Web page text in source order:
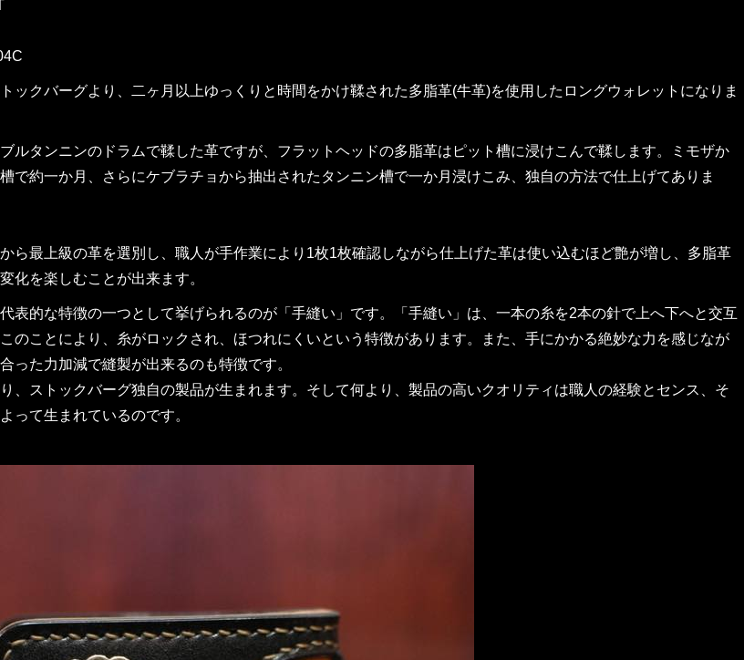
ックバーグより、二ヶ月以上ゆっくりと時間をかけ鞣された多脂革(牛革)を使用したロングウォレットになりま
ルタンニンのドラムで鞣した革ですが、フラットヘッドの多脂革はピット槽に浸けこんで鞣します。ミモザか
で約一か月、さらにケブラチョから抽出されたタンニン槽で一か月浸けこみ、独自の方法で仕上げてありま
ら最上級の革を選別し、職人が手作業により1枚1枚確認しながら仕上げた革は使い込むほど艶が増し、多脂革
化を楽しむことが出来ます。
表的な特徴の一つとして挙げられるのが「手縫い」です。「手縫い」は、一本の糸を2本の針で上へ下へと交互
のことにより、糸がロックされ、ほつれにくいという特徴があります。また、手にかかる絶妙な力を感じなが
った力加減で縫製が出来るのも特徴です。
、ストックバーグ独自の製品が生まれます。そして何より、製品の高いクオリティは職人の経験とセンス、そ
って生まれているのです。